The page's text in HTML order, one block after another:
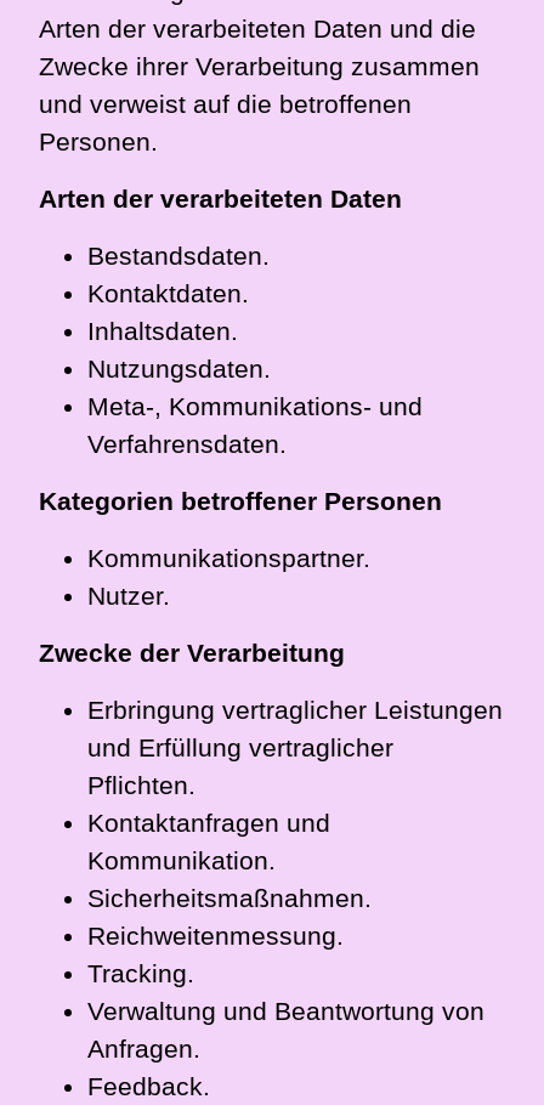
Arten der verarbeiteten Daten und die
Zwecke ihrer Verarbeitung zusammen
und verweist auf die betroffenen
Personen.
Arten der verarbeiteten Daten
Bestandsdaten.
Kontaktdaten.
Inhaltsdaten.
Nutzungsdaten.
Meta-, Kommunikations- und
Verfahrensdaten.
Kategorien betroffener Personen
Kommunikationspartner.
Nutzer.
Zwecke der Verarbeitung
Erbringung vertraglicher Leistungen
und Erfüllung vertraglicher
Pflichten.
Kontaktanfragen und
Kommunikation.
Sicherheitsmaßnahmen.
Reichweitenmessung.
Tracking.
Verwaltung und Beantwortung von
Anfragen.
Feedback.